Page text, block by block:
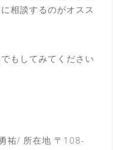
相談するのがオスス
もしてみてください
祐/ 所在地 〒108-